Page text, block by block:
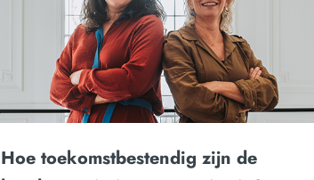
Hoe toekomstbestendig zijn de